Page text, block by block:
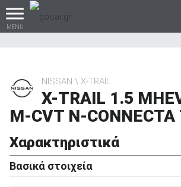
MENU
Βρες τα πάντα
αυτοκίνητο!
NISSAN X-TRAIL
X-TRAIL 1.5
M-CVT N-CONNECTA
Χαρακτηριστικά
Βασικά στοιχεία